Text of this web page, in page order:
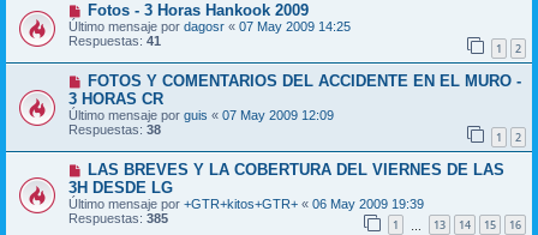
Fotos - 3 Horas Hankook 2009
Último mensaje por dagosr « 07 May 2009 14:25
Respuestas: 41 1 2
FOTOS Y COMENTARIOS DEL ACCIDENTE EN EL MURO -
3 HORAS CR
Último mensaje por guis « 07 May 2009 12:09
Respuestas: 38 1 2
LAS BREVES Y LA COBERTURA DEL VIERNES DE LAS
3H DESDE LG
Último mensaje por +GTR+kitos+GTR+ « 06 May 2009 19:39
Respuestas: 385 1 13 14 15 16